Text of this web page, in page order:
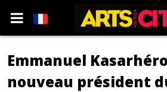
Emmanuel
nouveau président